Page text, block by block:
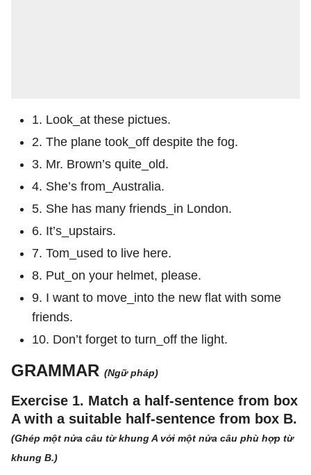
1. Look_at these pictues.
2. The plane took_off despite the fog.
3. Mr. Brown’s quite_old.
4. She’s from_Australia.
5. She has many friends_in London.
6. It’s_upstairs.
7. Tom_used to live here.
8. Put_on your helmet, please.
9. I want to move_into the new flat with some
friends.
10. Don’t forget to turn_off the light.
GRAMMAR (Ngữ pháp)
Exercise 1. Match a half-sentence from box
A with a suitable half-sentence from box B.
(Ghép một nửa câu từ khung A với một nửa câu phù hợp từ
khung B.)